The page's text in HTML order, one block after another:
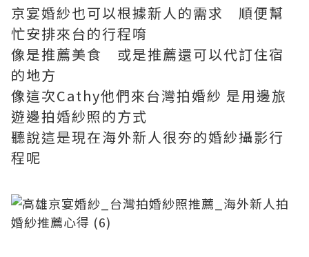
京宴婚紗也可以根據新人的需求 順便幫
忙安排來台的行程唷
像是推薦美食 或是推薦還可以代訂住宿
的地方
像這次Cathy他們來台灣拍婚紗 是用邊旅
遊邊拍婚紗照的方式
聽說這是現在海外新人很夯的婚紗攝影行
程呢